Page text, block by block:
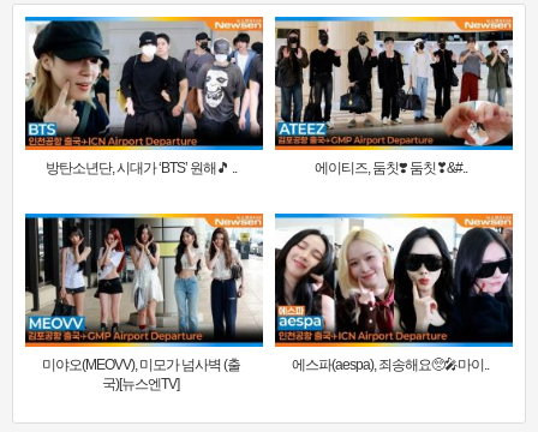
방탄소년단, 시대가 ‘BTS’ 원해🎵 .. 에이티즈, 둠칫❣️ 둠칫❣&#..
미야오(MEOVV), 미모가 넘사벽 (출
국)[뉴스엔TV]
에스파(aespa), 죄송해요🥺🎤마이..